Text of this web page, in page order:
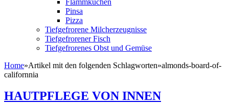
Pinsa
Pizza
Tiefgefrorene Milcherzeugnisse
Tiefgefrorener Fisch
Tiefgefrorenes Obst und Gemüse
Home»Artikel mit den folgenden Schlagworten»almonds-board-of-
californnia
HAUTPFLEGE VON INNEN